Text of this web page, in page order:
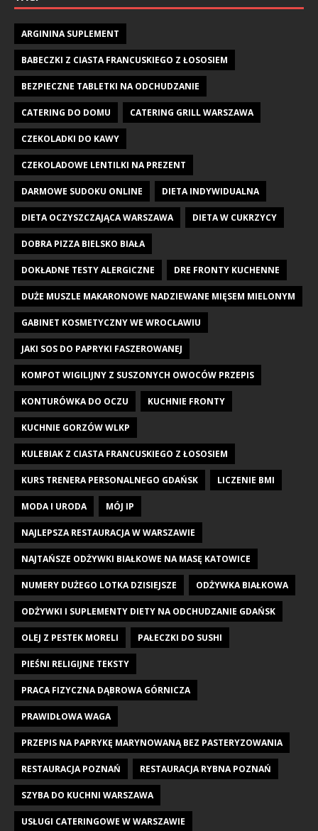
ARGININA SUPLEMENT
BABECZKI Z CIASTA FRANCUSKIEGO Z ŁOSOSIEM
BEZPIECZNE TABLETKI NA ODCHUDZANIE
CATERING DO DOMU CATERING GRILL WARSZAWA
CZEKOLADKI DO KAWY
CZEKOLADOWE LENTILKI NA PREZENT
DARMOWE SUDOKU ONLINE DIETA INDYWIDUALNA
DIETA OCZYSZCZAJĄCA WARSZAWA DIETA W CUKRZYCY
DOBRA PIZZA BIELSKO BIAŁA
DOKŁADNE TESTY ALERGICZNE DRE FRONTY KUCHENNE
DUŻE MUSZLE MAKARONOWE NADZIEWANE MIĘSEM MIELONYM
GABINET KOSMETYCZNY WE WROCŁAWIU
JAKI SOS DO PAPRYKI FASZEROWANEJ
KOMPOT WIGILIJNY Z SUSZONYCH OWOCÓW PRZEPIS
KONTURÓWKA DO OCZU KUCHNIE FRONTY
KUCHNIE GORZÓW WLKP
KULEBIAK Z CIASTA FRANCUSKIEGO Z ŁOSOSIEM
KURS TRENERA PERSONALNEGO GDAŃSK LICZENIE BMI
MODA I URODA MÓJ IP
NAJLEPSZA RESTAURACJA W WARSZAWIE
NAJTAŃSZE ODŻYWKI BIAŁKOWE NA MASĘ KATOWICE
NUMERY DUŻEGO LOTKA DZISIEJSZE ODŻYWKA BIAŁKOWA
ODŻYWKI I SUPLEMENTY DIETY NA ODCHUDZANIE GDAŃSK
OLEJ Z PESTEK MORELI PAŁECZKI DO SUSHI
PIEŚNI RELIGIJNE TEKSTY
PRACA FIZYCZNA DĄBROWA GÓRNICZA
PRAWIDŁOWA WAGA
PRZEPIS NA PAPRYKĘ MARYNOWANĄ BEZ PASTERYZOWANIA
RESTAURACJA POZNAŃ RESTAURACJA RYBNA POZNAŃ
SZYBA DO KUCHNI WARSZAWA
USŁUGI CATERINGOWE W WARSZAWIE